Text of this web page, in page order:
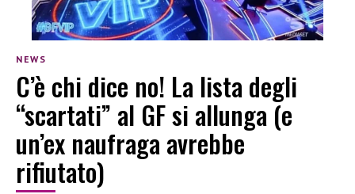
NEWS
C’è chi dice no! La lista degli
“scartati” al GF si allunga (e
un’ex naufraga avrebbe
rifiutato)